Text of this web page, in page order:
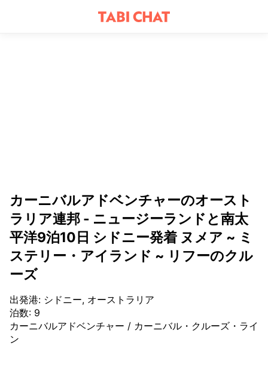
カーニバルアドベンチャーのオースト
ラリア連邦 - ニュージーランドと南太
平洋9泊10日 シドニー発着 ヌメア ~ ミ
ステリー・アイランド ~ リフーのクル
ーズ
出発港: シドニー, オーストラリア
泊数: 9
カーニバルアドベンチャー / カーニバル・クルーズ・ライ
ン